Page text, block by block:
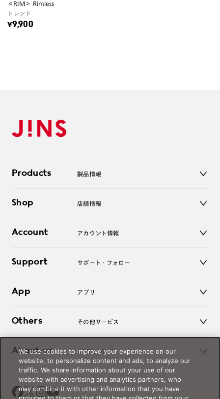
＜RIM＞ Rimless
トレンド
¥9,900
Products 製品情報
サングラス
コンタクトレンズ
アクセサリー
Shop 店舗情報
オンラインショップ
Account アカウント情報
ログアウト
Support サポート・フォロー
よくあるご質問
お問い合わせ
App アプリ
Others その他サービス
レンズ交換
オンラインギフト
価格案内
About us JINSについて
Magnify Life
会社概要
採用情報
We use cookies to improve your experience on our
website, to personalize content and ads, to analyze our
traffic. We share information about your use of our
website with advertising and analytics partners, who
may combine it with other information that you have